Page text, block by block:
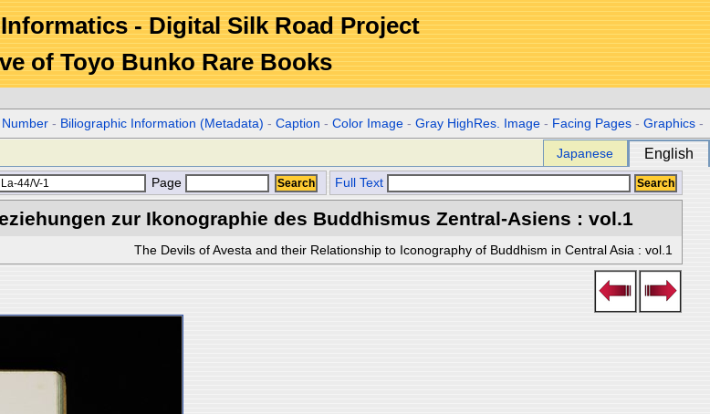
- Digital Silk Road Project
of Toyo Bunko Rare Books
Number - Biliographic Information (Metadata) -Caption -Color Image -Gray HighRes. Image - Facing Pages -Graphics -
Japanese English
Page Full Text
zur Ikonographie des Buddhismus Zentral-Asiens : vol.1
The Devils of Avesta and their Relationship to Iconography of Buddhism in Central Asia : vol.1